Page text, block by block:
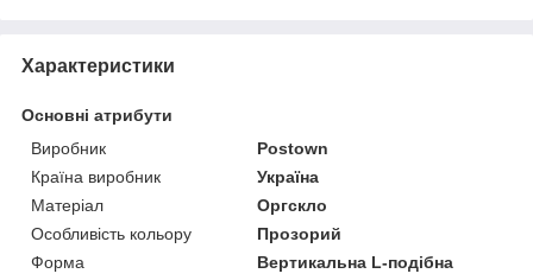
Характеристики
Основні атрибути
Виробник
Postown
Країна виробник
Україна
Матеріал
Оргскло
Особливість кольору
Прозорий
Форма
Вертикальна L-подібна